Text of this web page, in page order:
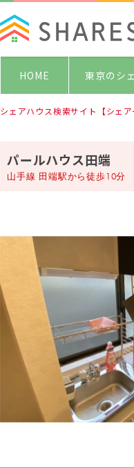
HOME 東京のシ
シェアハウス検索サイト【シェア
パールハウス田端
山手線 田端駅から徒歩10分